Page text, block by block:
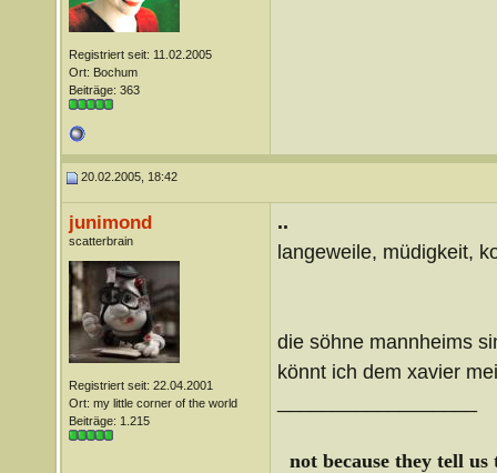
Registriert seit: 11.02.2005
Ort: Bochum
Beiträge: 363
20.02.2005, 18:42
junimond
scatterbrain
Registriert seit: 22.04.2001
Ort: my little corner of the world
Beiträge: 1.215
..
langeweile, müdigkeit,
die söhne mannheims
könnt ich dem xavier
not because they tell